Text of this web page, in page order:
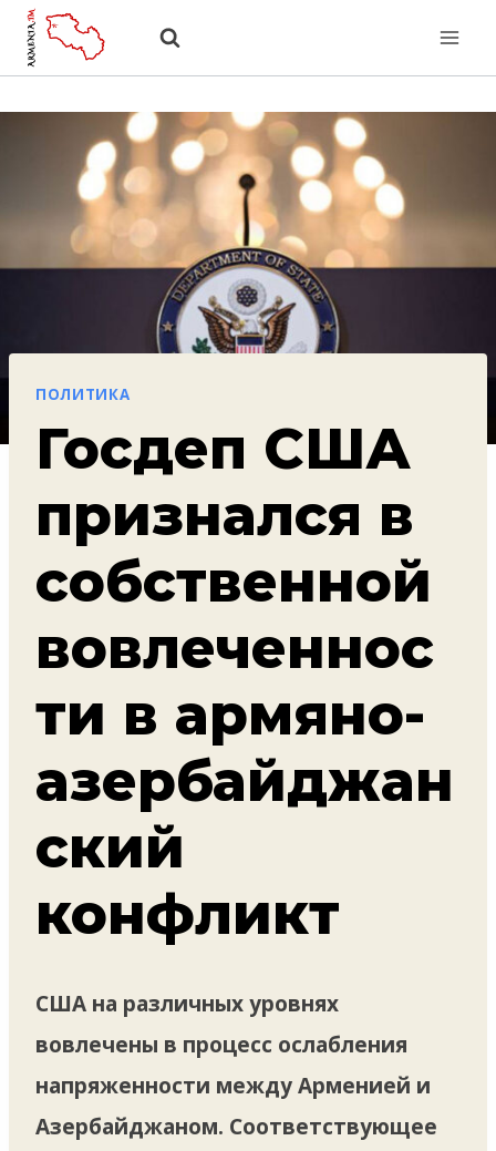
Перейти
ПОЛИТИКА
Госдеп США
признался в
собственной
вовлеченнос
ти в армяно-
азербайджан
ский
конфликт
США на различных уровнях
вовлечены в процесс ослабления
напряженности между Арменией и
Азербайджаном. Соответствующее